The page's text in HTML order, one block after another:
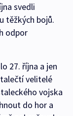
svedli
těžkých bojů.
odpor
27. října a jen
velitelé
vojska
do hor a